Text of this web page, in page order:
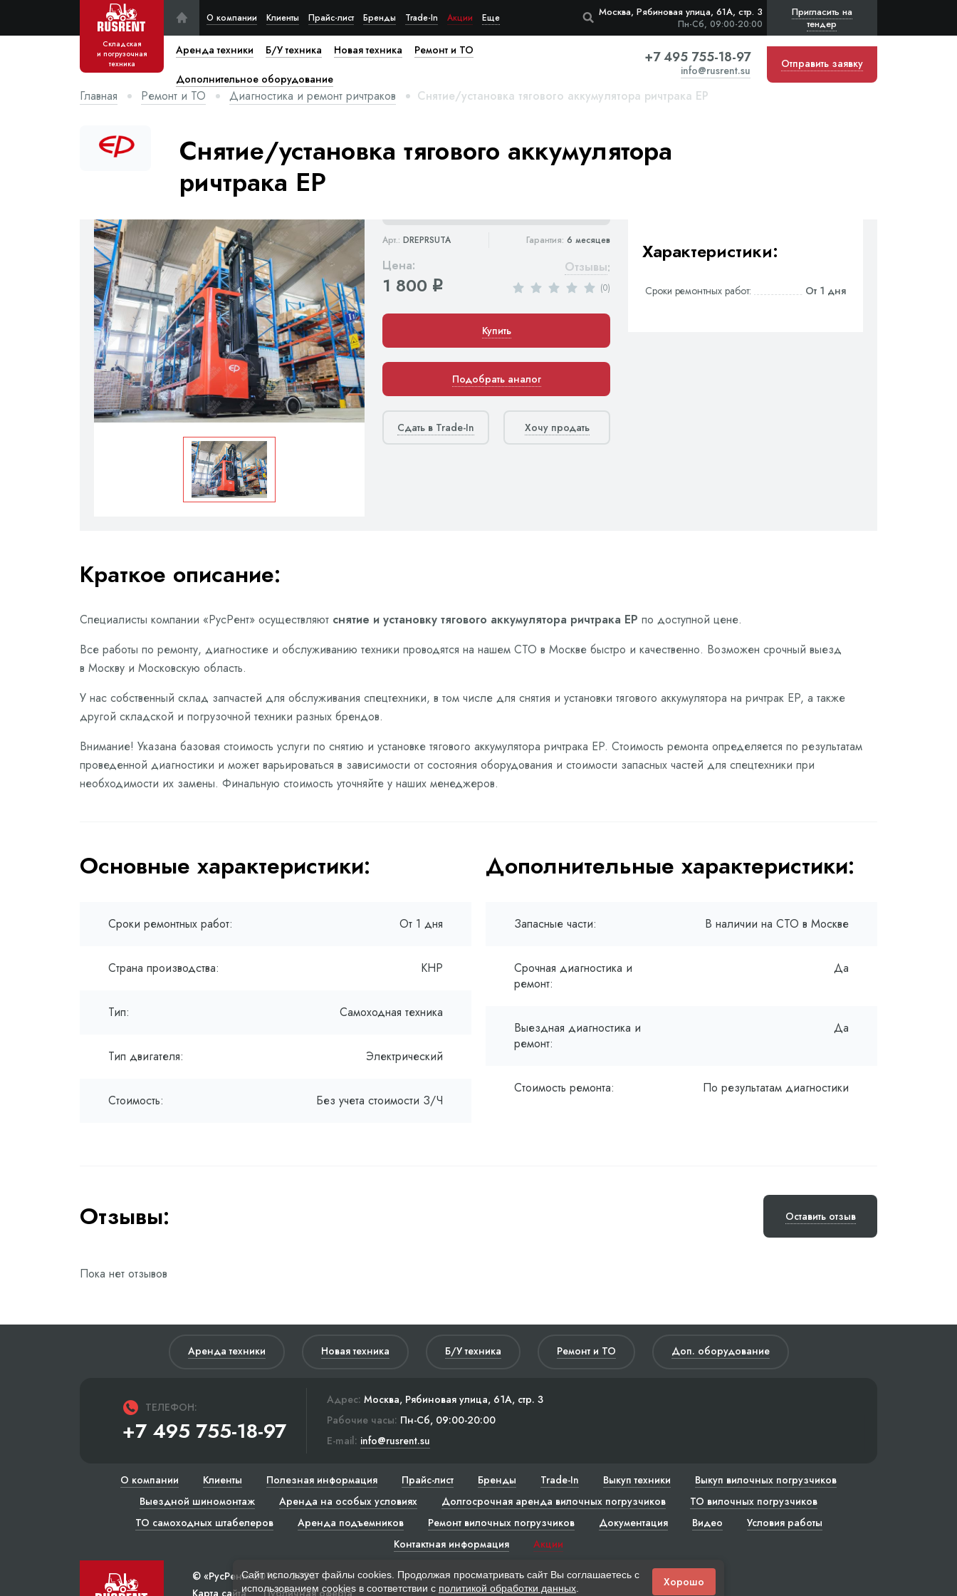
Складская
и погрузочная
техника
О компании Клиенты Прайс-лист Бренды Trade-In Акции Еще Москва, Рябиновая улица, 61А, стр. 3
Пн-Сб, 09:00-20:00
Пригласить на
тендер
Аренда техники Б/У техника Новая техника Ремонт и ТО
Дополнительное оборудование
+7 495 755-18-97
info@rusrent.su Отправить заявку
Главная Ремонт и ТО Диагностика и ремонт ричтраков Снятие/установка тягового аккумулятора ричтрака EP
Снятие/установка тягового аккумулятора
ричтрака EP
Арт.: DREPRSUTA Гарантия: 6 месяцев
Цена:
1 800 q
Отзывы:
(0)
Купить
Подобрать аналог
Сдать в Trade-In Хочу продать
Характеристики:
Сроки ремонтных работ: От 1 дня
Краткое описание:
Специалисты компании «РусРент» осуществляют снятие и установку тягового аккумулятора ричтрака EP по доступной цене.
Все работы по ремонту, диагностике и обслуживанию техники проводятся на нашем СТО в Москве быстро и качественно. Возможен срочный выезд
в Москву и Московскую область.
У нас собственный склад запчастей для обслуживания спецтехники, в том числе для снятия и установки тягового аккумулятора на ричтрак EP, а также
другой складской и погрузочной техники разных брендов.
Внимание! Указана базовая стоимость услуги по снятию и установке тягового аккумулятора ричтрака EP. Стоимость ремонта определяется по результатам
проведенной диагностики и может варьироваться в зависимости от состояния оборудования и стоимости запасных частей для спецтехники при
необходимости их замены. Финальную стоимость уточняйте у наших менеджеров.
Основные характеристики:
Сроки ремонтных работ: От 1 дня
Страна производства: КНР
Тип: Самоходная техника
Тип двигателя: Электрический
Стоимость: Без учета стоимости З/Ч
Дополнительные характеристики:
Запасные части: В наличии на СТО в Москве
Срочная диагностика и
ремонт:
Да
Выездная диагностика и
ремонт:
Да
Стоимость ремонта: По результатам диагностики
Отзывы: Оставить отзыв
Пока нет отзывов
Аренда техники Новая техника Б/У техника Ремонт и ТО Доп. оборудование
ТЕЛЕФОН:
+7 495 755-18-97
Адрес: Москва, Рябиновая улица, 61А, стр. 3
Рабочие часы: Пн-Сб, 09:00-20:00
E-mail: info@rusrent.su
О компании Клиенты Полезная информация Прайс-лист Бренды Trade-In Выкуп техники
Выкуп вилочных погрузчиков
Выездной шиномонтаж
Аренда на особых условиях Долгосрочная аренда вилочных погрузчиков
ТО вилочных погрузчиков
ТО самоходных штабелеров
Аренда подъемников Ремонт вилочных погрузчиков Документация Видео
Условия работы
Контактная информация
Акции
© «РусРент» 2016 – 2023
Сайт использует файлы cookies. Продолжая просматривать сайт Вы соглашаетесь с
использованием cookies в соответствии с политикой обработки данных Хорошо